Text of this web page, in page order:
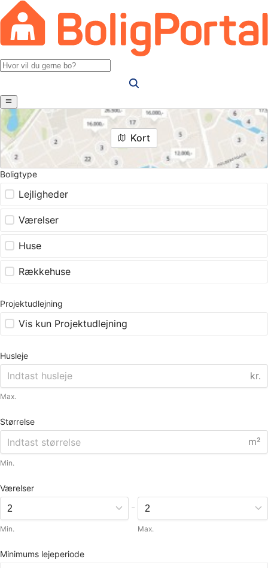
Kort
Boligtype
Lejligheder
Værelser
Huse
Rækkehuse
Projektudlejning
Vis kun Projektudlejning
Husleje
kr.
Max.
Størrelse
m²
Min.
Værelser
Min.
-
Max.
Minimums lejeperiode